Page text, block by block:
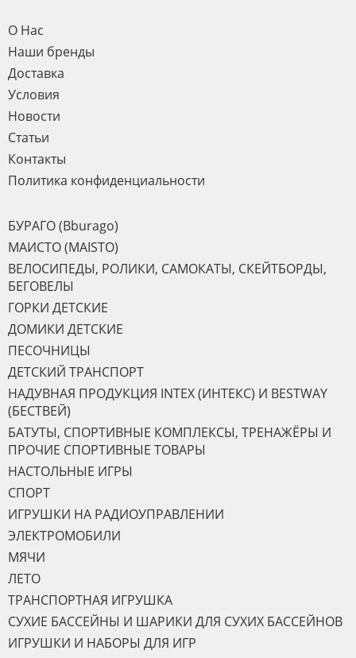
О Нас
Наши бренды
Доставка
Условия
Новости
Статьи
Контакты
Политика конфиденциальности
БУРАГО (Bburago)
МАИСТО (MAISTO)
ВЕЛОСИПЕДЫ, РОЛИКИ, САМОКАТЫ, СКЕЙТБОРДЫ,
БЕГОВЕЛЫ
ГОРКИ ДЕТСКИЕ
ДОМИКИ ДЕТСКИЕ
ПЕСОЧНИЦЫ
ДЕТСКИЙ ТРАНСПОРТ
НАДУВНАЯ ПРОДУКЦИЯ INTEX (ИНТЕКС) И BESTWAY
(БЕСТВЕЙ)
БАТУТЫ, СПОРТИВНЫЕ КОМПЛЕКСЫ, ТРЕНАЖЁРЫ И
ПРОЧИЕ СПОРТИВНЫЕ ТОВАРЫ
НАСТОЛЬНЫЕ ИГРЫ
СПОРТ
ИГРУШКИ НА РАДИОУПРАВЛЕНИИ
ЭЛЕКТРОМОБИЛИ
МЯЧИ
ЛЕТО
ТРАНСПОРТНАЯ ИГРУШКА
СУХИЕ БАССЕЙНЫ И ШАРИКИ ДЛЯ СУХИХ БАССЕЙНОВ
ИГРУШКИ И НАБОРЫ ДЛЯ ИГР